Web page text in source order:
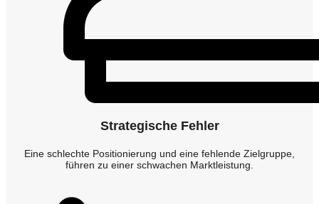
Strategische Fehler
Eine schlechte Positionierung und eine fehlende Zielgruppe,
führen zu einer schwachen Marktleistung.